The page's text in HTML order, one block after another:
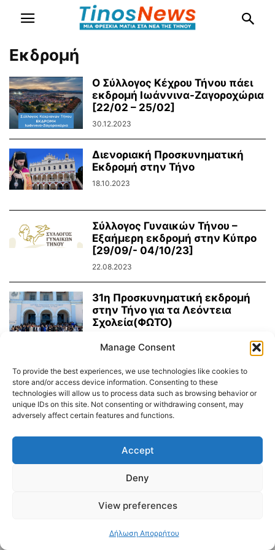
Manage Consent
To provide the best experiences, we use technologies like cookies to
store and/or access device information. Consenting to these
technologies will allow us to process data such as browsing behavior or
unique IDs on this site. Not consenting or withdrawing consent, may
adversely affect certain features and functions.
Accept
Deny
View preferences
Δήλωση Απορρήτου
Εκδρομή
Ο Σύλλογος Κέχρου Τήνου πάει
εκδρομή Ιωάννινα-Ζαγοροχώρια
[22/02 – 25/02]
30.12.2023
Διενοριακή Προσκυνηματική
Εκδρομή στην Τήνο
18.10.2023
Σύλλογος Γυναικών Τήνου –
Εξαήμερη εκδρομή στην Κύπρο
[29/09/- 04/10/23]
22.08.2023
31η Προσκυνηματική εκδρομή
στην Τήνο για τα Λεόντεια
Σχολεία(ΦΩΤΟ)
Διαύγεια – Δήμου Τήνου
Δημοτικό Λιμενικό Ταμείο Τήνου – Άνδρου Εορτολόγιο
© 2026